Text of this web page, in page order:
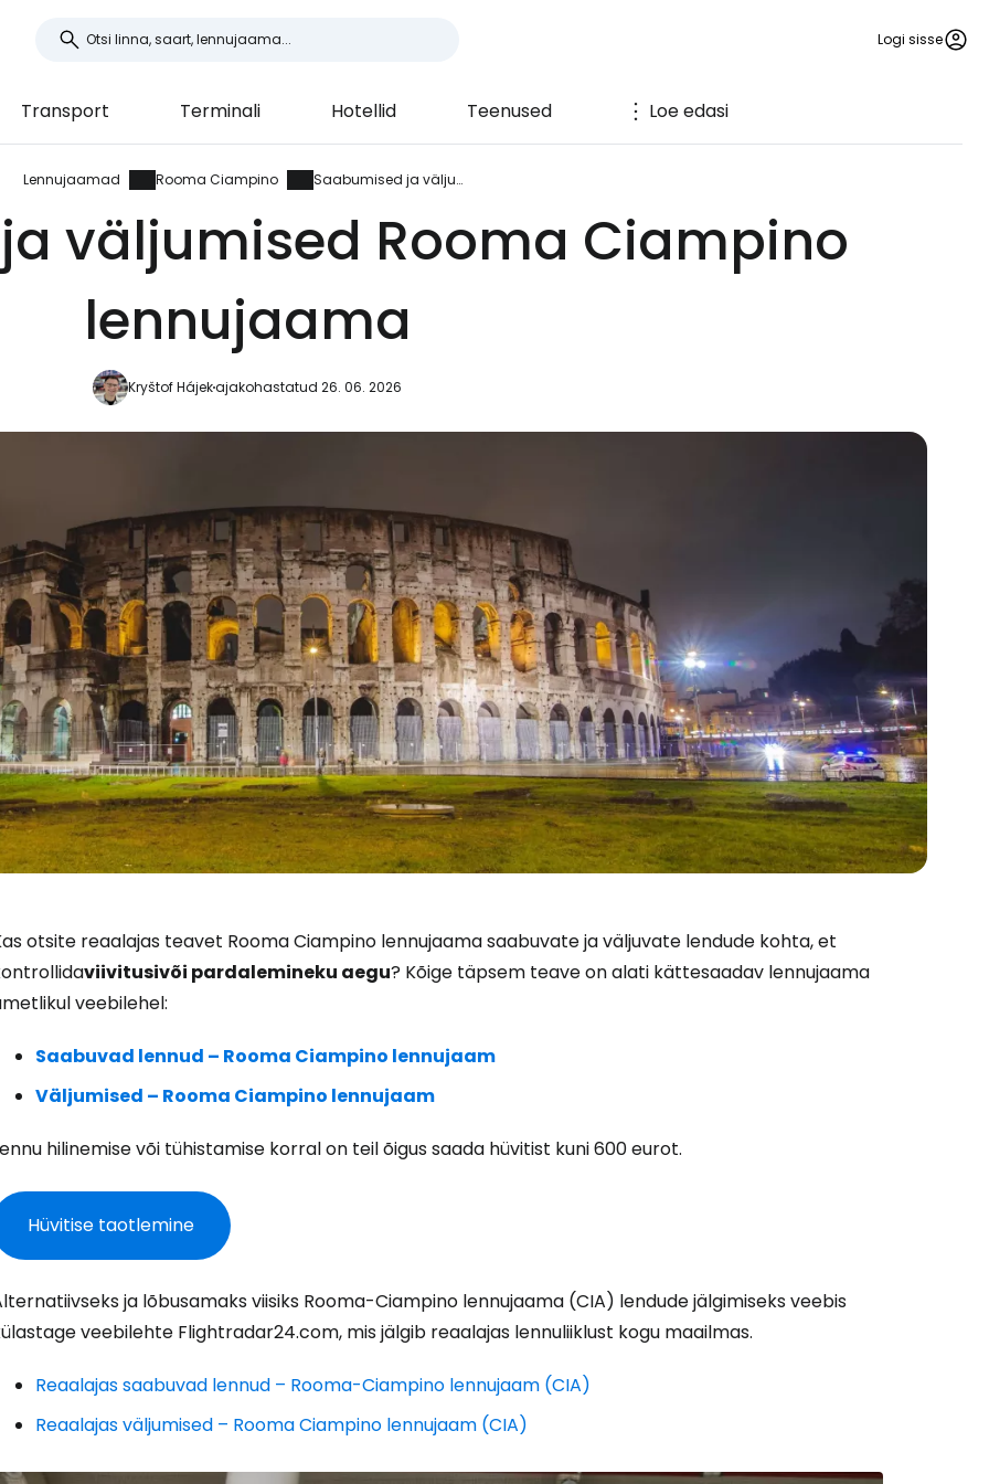
Logi sisse
Transport Terminali Hotellid Teenused Loe edasi
Lennujaamad Rooma Ciampino Saabumised ja väljumised
väljumised Rooma Ciampino
lennujaama
Kryštof Hájekajakohastatud 26. 06. 2026
otsite reaalajas teavet Rooma Ciampino lennujaama saabuvate ja väljuvate lendude kohta, et
viivitusivõi pardalemineku aegu? Kõige täpsem teave on alati kättesaadav lennujaama
veebilehel:
Saabuvad lennud – Rooma Ciampino lennujaam
Väljumised – Rooma Ciampino lennujaam
hilinemise või tühistamise korral on teil õigus saada hüvitist kuni 600 eurot.
Hüvitise taotlemine
ja lõbusamaks viisiks Rooma-Ciampino lennujaama (CIA) lendude jälgimiseks veebis
veebilehte Flightradar24.com, mis jälgib reaalajas lennuliiklust kogu maailmas.
Reaalajas saabuvad lennud – Rooma-Ciampino lennujaam (CIA)
Reaalajas väljumised – Rooma Ciampino lennujaam (CIA)
Logi sisse Cestee'sse
... ülemaailmne reisikogukond